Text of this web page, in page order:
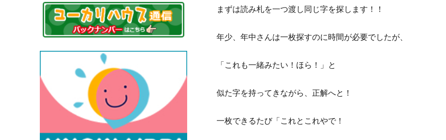
まずは読み札を一つ渡し同じ字を探します！！
年少、年中さんは一枚探すのに時間が必要でしたが、
「これも一緒みたい！ほら！」と
似た字を持ってきながら、正解へと！
一枚できるたび「これとこれやで！